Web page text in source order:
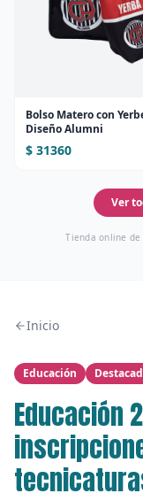
Bolso Matero con
Diseño Alumni
$ 31360
Ver
Tienda online de
Inicio
Educación
Educación